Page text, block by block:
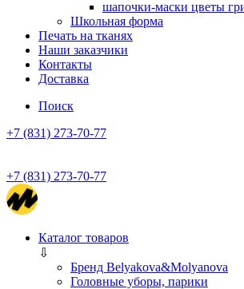
шапочки-маски цветы
Школьная форма
Печать на тканях
Наши заказчики
Контакты
Доставка
Поиск
+7 (831) 273-70-77
+7 (831) 273-70-77
Каталог товаров
⇩
Бренд Belyakova&Molyanova
Головные уборы, парики